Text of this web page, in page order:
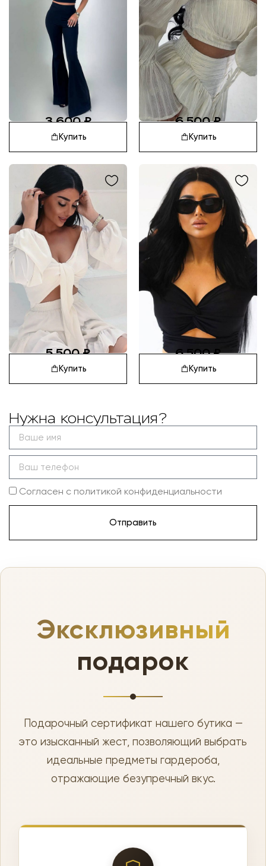
3 600₽
Купить
6 500₽
Купить
5 500₽
Купить
6 500₽
Купить
Нужна консультация?
Согласен с политикой конфиденциальности
Отправить
Эксклюзивный
подарок
Подарочный сертификат нашего бутика —
это изысканный жест, позволяющий выбрать
идеальные предметы гардероба,
отражающие безупречный вкус.